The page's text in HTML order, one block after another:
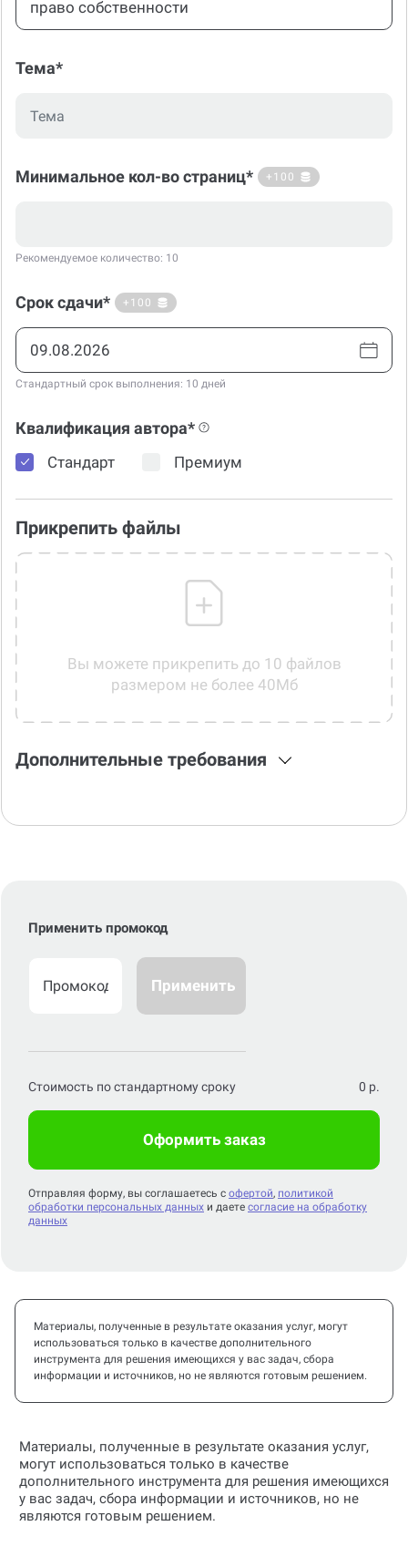
Тема*
Минимальное кол-во страниц* +100
Рекомендуемое количество: 10
Срок сдачи* +100
Стандартный срок выполнения: 10 дней
Квалификация автора*
Стандарт Премиум
Прикрепить файлы
Вы можете прикрепить до 10 файлов
размером не более 40Мб
Дополнительные требования
Применить промокод
Применить
Стоимость по стандартному сроку 0 р.
Оформить заказ
Отправляя форму, вы соглашаетесь с офертой, политикой
обработки персональных данных и даете согласие на обработку
данных
Материалы, полученные в результате оказания услуг, могут
использоваться только в качестве дополнительного
инструмента для решения имеющихся у вас задач, сбора
информации и источников, но не являются готовым решением.
Материалы, полученные в результате оказания услуг,
могут использоваться только в качестве
дополнительного инструмента для решения имеющихся
у вас задач, сбора информации и источников, но не
являются готовым решением.